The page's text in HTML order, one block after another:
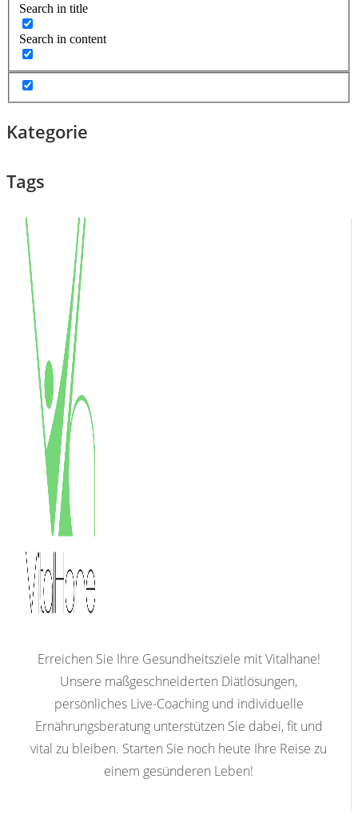
Search in title
Search in content
Kategorie
Tags
Erreichen Sie Ihre Gesundheitsziele mit Vitalhane!
Unsere maßgeschneiderten Diätlösungen,
persönliches Live-Coaching und individuelle
Ernährungsberatung unterstützen Sie dabei, fit und
vital zu bleiben. Starten Sie noch heute Ihre Reise zu
einem gesünderen Leben!